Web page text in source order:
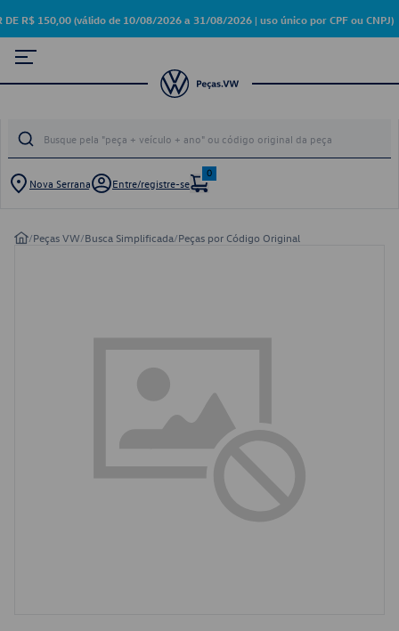
DE R$ 150,00 (válido de 10/08/2026 a 31/08/2026 | uso único por CPF ou CNPJ)
Nova Serrana Entre/registre-se
0
/Peças VW/Busca Simplificada/Peças por Código Original